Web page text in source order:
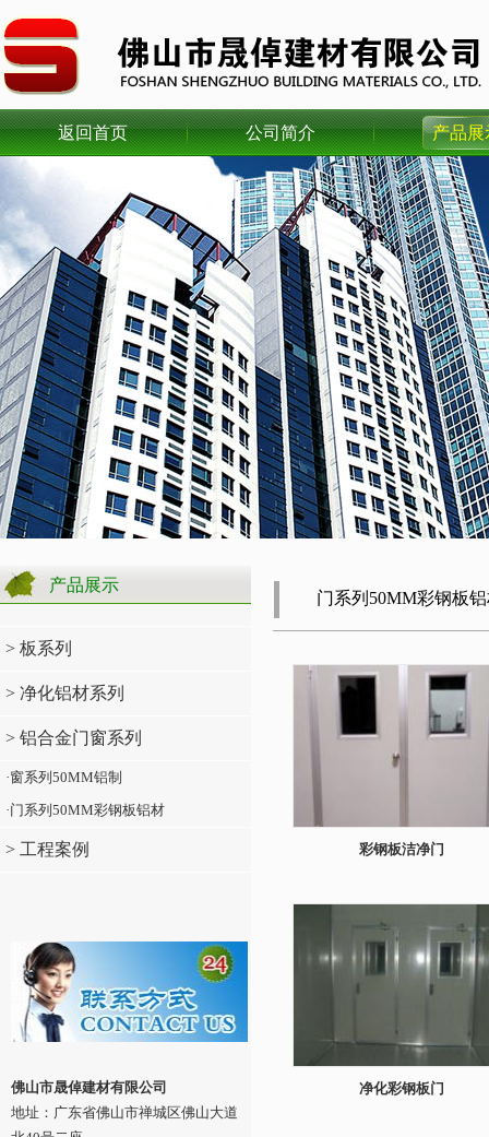
返回首页 公司简介 产品展
产品展示
> 板系列
> 净化铝材系列
> 铝合金门窗系列
·窗系列50MM铝制
·门系列50MM彩钢板铝材
> 工程案例
佛山市晟倬建材有限公司
地址：广东省佛山市禅城区佛山大道
门系列50MM彩钢板
彩钢板洁净门
净化彩钢板门